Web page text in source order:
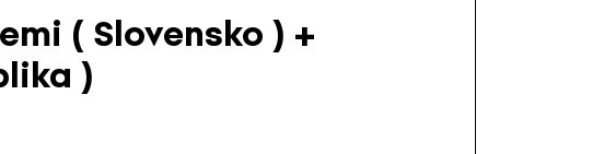
( Slovensko ) +
)